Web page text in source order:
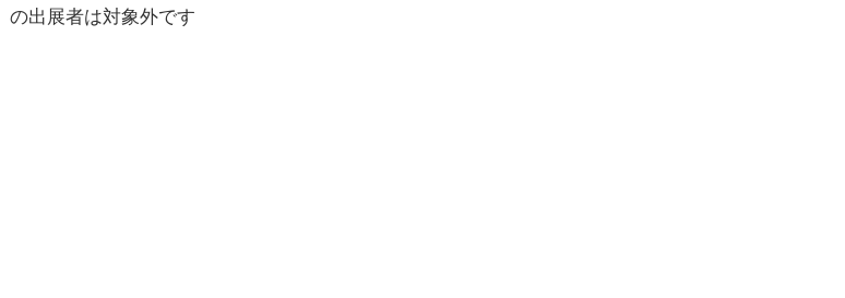
出展者は対象外です